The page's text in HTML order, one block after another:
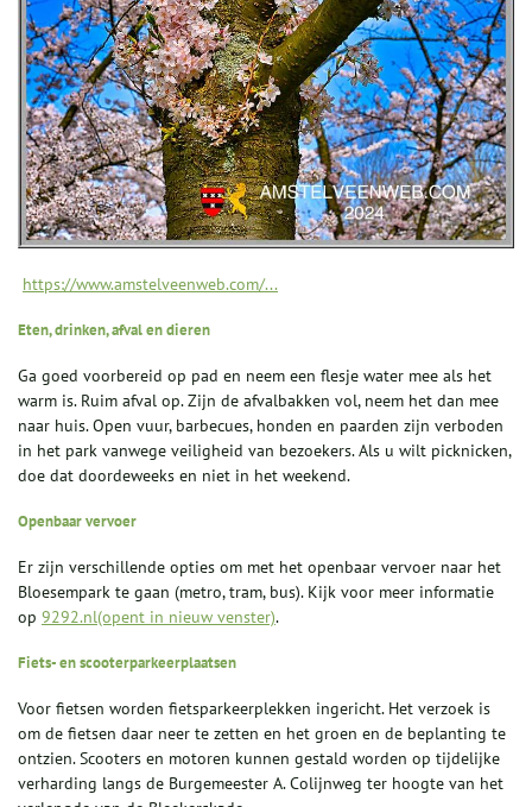
https://www.amstelveenweb.com/...
Eten, drinken, afval en dieren
Ga goed voorbereid op pad en neem een flesje water mee als het
warm is. Ruim afval op. Zijn de afvalbakken vol, neem het dan mee
naar huis. Open vuur, barbecues, honden en paarden zijn verboden
in het park vanwege veiligheid van bezoekers. Als u wilt picknicken,
doe dat doordeweeks en niet in het weekend.
Openbaar vervoer
Er zijn verschillende opties om met het openbaar vervoer naar het
Bloesempark te gaan (metro, tram, bus). Kijk voor meer informatie
op 9292.nl(opent in nieuw venster).
Fiets- en scooterparkeerplaatsen
Voor fietsen worden fietsparkeerplekken ingericht. Het verzoek is
om de fietsen daar neer te zetten en het groen en de beplanting te
ontzien. Scooters en motoren kunnen gestald worden op tijdelijke
verharding langs de Burgemeester A. Colijnweg ter hoogte van het